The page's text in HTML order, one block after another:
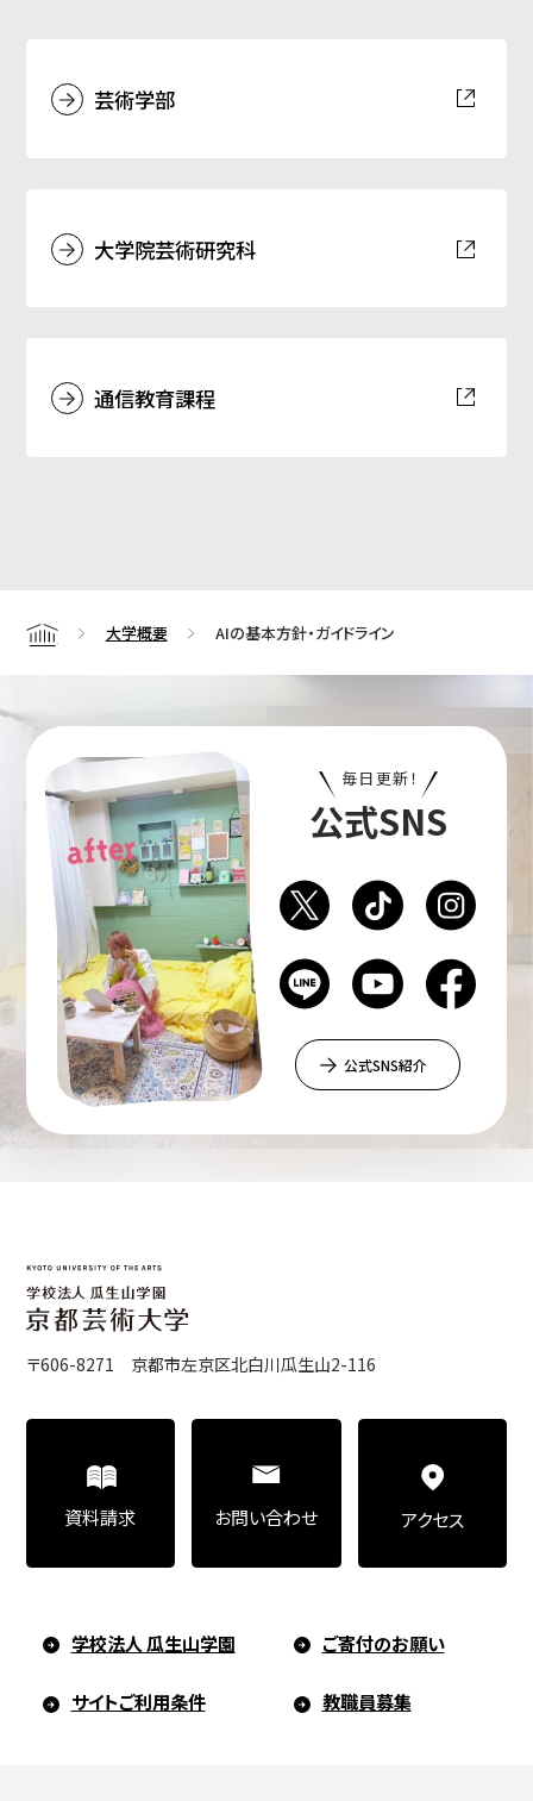
芸術学部
大学院芸術研究科
通信教育課程
Home 大学概要 AIの基本方針・ガイドライン
毎日更新！
公式SNS
公式SNS紹介
〒606-8271 京都市左京区北白川瓜生山2-116
学校法人 瓜生山学園 ご寄付のお願い
サイトご利用条件 教職員募集
資料請求 お問い合わせ アクセス